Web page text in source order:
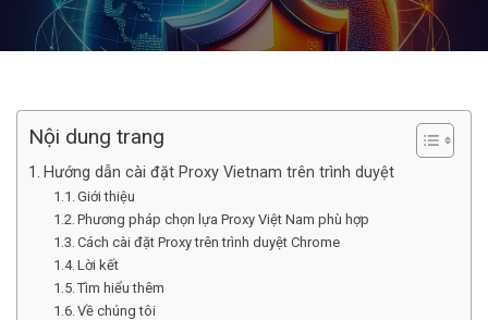
Nội dung trang
Hướng dẫn cài đặt Proxy Vietnam trên trình duyệt
Giới thiệu
Phương pháp chọn lựa Proxy Việt Nam phù hợp
Cách cài đặt Proxy trên trình duyệt Chrome
Lời kết
Tìm hiểu thêm
Về chúng tôi